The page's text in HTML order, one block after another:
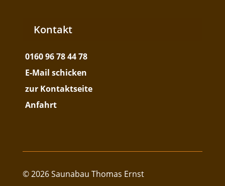
Kontakt
0160 96 78 44 78
E-Mail schicken
zur Kontaktseite
Anfahrt
© 2026 Saunabau Thomas Ernst